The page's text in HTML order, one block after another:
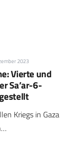
2023
Vierte und
Sa’ar-6-
Kriegs in Gaza